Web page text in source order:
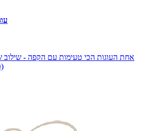
אחת העוגות הכי טעימות עם הקפה - שילוב